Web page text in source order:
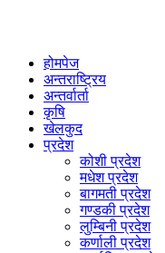
होमपेज
अन्तराष्ट्रिय
अन्तर्वार्ता
कृषि
खेलकुद
प्रदेश
कोशी प्रदेश
मधेश प्रदेश
बागमती प्रदेश
गण्डकी प्रदेश
लुम्बिनी प्रदेश
कर्णाली प्रदेश